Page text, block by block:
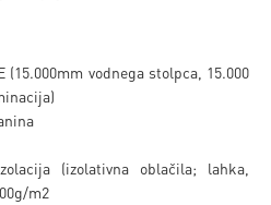
(15.000mm vodnega stolpca, 15.000
(izolativna oblačila; lahka,
m2